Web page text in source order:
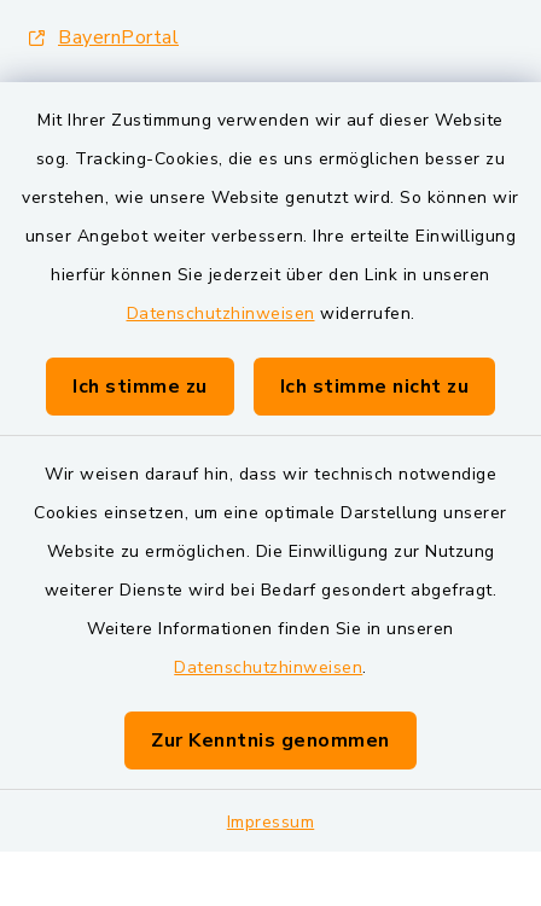
Mit Ihrer Zustimmung verwenden wir auf dieser Website
sog. Tracking-Cookies, die es uns ermöglichen besser zu
verstehen, wie unsere Website genutzt wird. So können wir
unser Angebot weiter verbessern. Ihre erteilte Einwilligung
hierfür können Sie jederzeit über den Link in unseren
Datenschutzhinweisen widerrufen.
Ich stimme zu Ich stimme nicht zu
Wir weisen darauf hin, dass wir technisch notwendige
Cookies einsetzen, um eine optimale Darstellung unserer
Website zu ermöglichen. Die Einwilligung zur Nutzung
weiterer Dienste wird bei Bedarf gesondert abgefragt.
Weitere Informationen finden Sie in unseren
Datenschutzhinweisen.
Zur Kenntnis genommen
Impressum
BayernPortal
Landkreis Schwandorf
VG und Gemeinden
Markt Schwarzenfeld
Gemeinde Schwarzach bei Nabburg
Verwaltungsgemeinschaft Schwarzenfeld
Barrierefreiheit
Impressum
Sitemap